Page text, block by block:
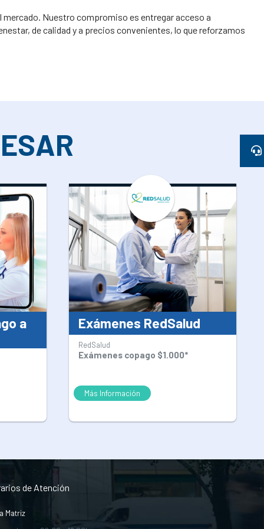
mercado. Nuestro compromiso es entregar acceso a
de calidad y a precios convenientes, lo que reforzamos
a Exámenes RedSalud
RedSalud
Exámenes copago $1.000*
Más Información
de Atención
Matriz